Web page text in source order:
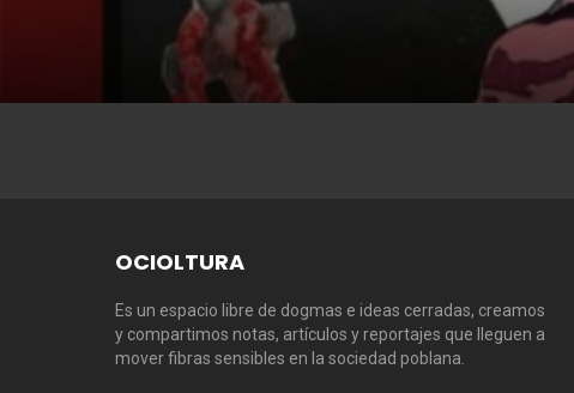
OCIOLTURA
Es un espacio libre de dogmas e ideas cerradas, creamos
y compartimos notas, artículos y reportajes que lleguen a
mover fibras sensibles en la sociedad poblana.